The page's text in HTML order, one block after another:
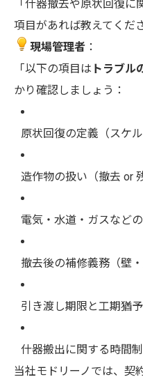
「什器撤去や原状回復
項目があれば教えてくだ
現場管理者 ：
「以下の項目は トラブル
かり確認しましょう：
原状回復の定義（スケ
造作物の扱い（撤去 or
電気・水道・ガスなど
撤去後の補修義務（壁・
引き渡し期限と工期猶
什器搬出に関する時間
当社モドリーノでは、契